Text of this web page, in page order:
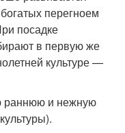
перегноем
посадке
в первую же
культуре —
раннюю и нежную